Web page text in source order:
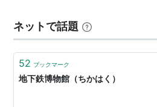
う・・・」と思ったんですが、意
ネットで話題
52 ブックマーク
地下鉄博物館（ちかはく）